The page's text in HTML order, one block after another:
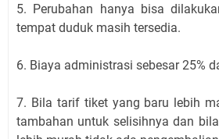
5. Perubahan hanya bisa
tempat duduk masih tersedia.
6. Biaya administrasi sebesar 25%
7. Bila tarif tiket yang baru lebih
tambahan untuk selisihnya dan